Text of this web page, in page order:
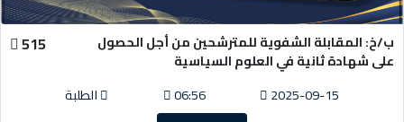
ب/خ: المقابلة الشفوية للمترشحين من أجل الحصول
على شهادة ثانية في العلوم السياسية
515
2025-09-15
06:56 الطلبة